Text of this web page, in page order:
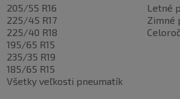
205/55 R16
225/45 R17
225/40 R18
195/65 R15
235/35 R19
185/65 R15
Všetky veľkosti pneumatík
Letné
Zimné